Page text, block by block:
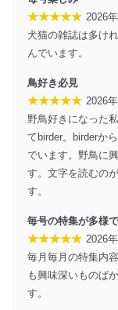
に、下記セキ
施し、個人情
正に努めます。
アクセス制御
個人デー
機器を取
の不要な
アクセス者
機器に
ーザー
ベース
外部からの
個人デー
システム
個人デ
ソフト
★★★★★ 2026
犬猫の雑誌は多け
んでいます。
鳥好き必見
★★★★★ 2026
野鳥好きになった
てbirder。birderか
でいます。野鳥に
す。文字を読むの
す。
毎号の特集が多様
★★★★★ 2026
毎月毎月の特集内
も興味深いものば
す。